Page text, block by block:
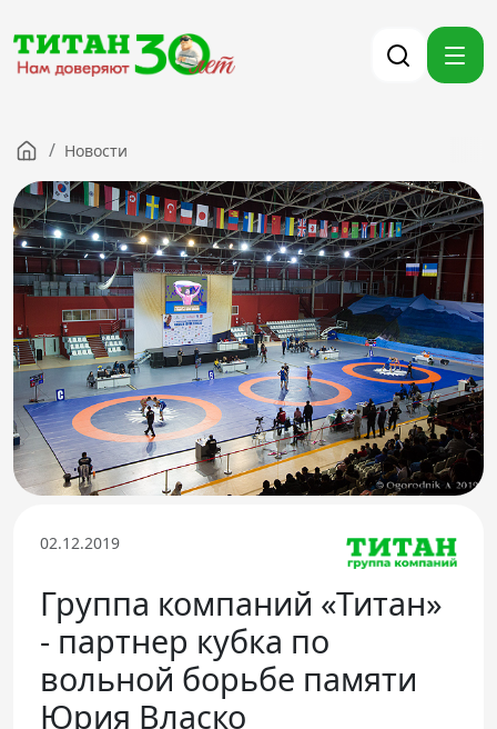
Компания
Партнерам
Тендеры
Вакансии
Новости
Контакты
Версия для слабовидящих
8 (3012) 411-099
Телефон доверия
/ Новости
02.12.2019
Группа компаний «Титан»
- партнер кубка по
вольной борьбе памяти
Юрия Власко